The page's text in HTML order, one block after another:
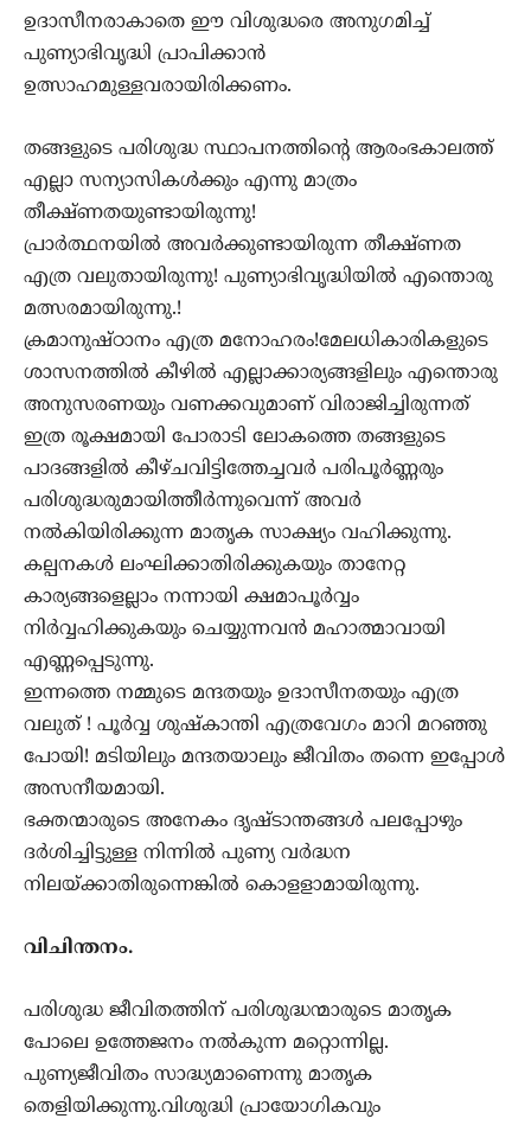
ഉദാസീനരാകാതെ ഈ വിശുദ്ധരെ അനുഗമിച്ച്
പുണ്യാഭിവൃദ്ധി പ്രാപിക്കാൻ
ഉത്സാഹമുള്ളവരായിരിക്കണം.
തങ്ങളുടെ പരിശുദ്ധ സ്ഥാപനത്തിന്റെ ആരംഭകാലത്ത്
എല്ലാ സന്യാസികൾക്കും എന്നു മാത്രം
തീക്ഷ്ണതയുണ്ടായിരുന്നു!
പ്രാർത്ഥനയിൽ അവർക്കുണ്ടായിരുന്ന തീക്ഷ്ണത
എത്ര വലുതായിരുന്നു! പുണ്യാഭിവൃദ്ധിയിൽ എന്തൊരു
മത്സരമായിരുന്നു.!
ക്രമാനുഷ്ഠാനം എത്ര മനോഹരം!മേലധികാരികളുടെ
ശാസനത്തിൽ കീഴിൽ എല്ലാക്കാര്യങ്ങളിലും എന്തൊരു
അനുസരണയും വണക്കവുമാണ് വിരാജിച്ചിരുന്നത്
ഇത്ര രൂക്ഷമായി പോരാടി ലോകത്തെ തങ്ങളുടെ
പാദങ്ങളിൽ കീഴ്ചവിട്ടിത്തേച്ചവർ പരിപൂർണ്ണരും
പരിശുദ്ധരുമായിത്തീർന്നുവെന്ന് അവർ
നൽകിയിരിക്കുന്ന മാതൃക സാക്ഷ്യം വഹിക്കുന്നു.
കല്പനകൾ ലംഘിക്കാതിരിക്കുകയും താനേറ്റ
കാര്യങ്ങളെല്ലാം നന്നായി ക്ഷമാപൂർവ്വം
നിർവ്വഹിക്കുകയും ചെയ്യുന്നവൻ മഹാത്മാവായി
എണ്ണപ്പെടുന്നു.
ഇന്നത്തെ നമ്മുടെ മന്ദതയും ഉദാസീനതയും എത്ര
വലുത് ! പൂർവ്വ ശുഷ്കാന്തി എത്രവേഗം മാറി മറഞ്ഞു
പോയി! മടിയിലും മന്ദതയാലും ജീവിതം തന്നെ ഇപ്പോൾ
അസനീയമായി.
ഭക്തന്മാരുടെ അനേകം ദൃഷ്ടാന്തങ്ങൾ പലപ്പോഴും
ദർശിച്ചിട്ടുള്ള നിന്നിൽ പുണ്യ വർദ്ധന
നിലയ്ക്കാതിരുന്നെങ്കിൽ കൊളളാമായിരുന്നു.
വിചിന്തനം.
പരിശുദ്ധ ജീവിതത്തിന് പരിശുദ്ധന്മാരുടെ മാതൃക
പോലെ ഉത്തേജനം നൽകുന്ന മറ്റൊന്നില്ല.
പുണ്യജീവിതം സാദ്ധ്യമാണെന്നു മാതൃക
തെളിയിക്കുന്നു.വിശുദ്ധി പ്രായോഗികവും